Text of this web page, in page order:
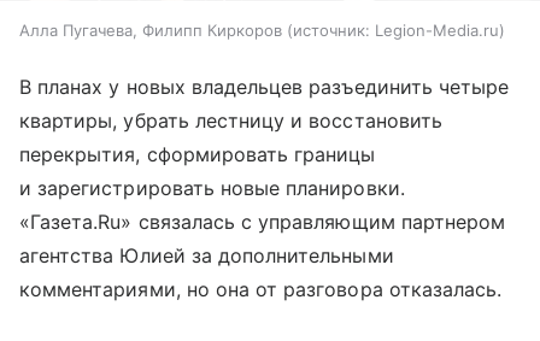
Алла Пугачева, Филипп Киркоров источник: Legion-Media.ru
В планах у новых владельцев разъединить четыре
квартиры, убрать лестницу и восстановить
перекрытия, сформировать границы
и зарегистрировать новые планировки.
«Газета.Ru» связалась с управляющим партнером
агентства Юлией за дополнительными
комментариями, но она от разговора отказалась.